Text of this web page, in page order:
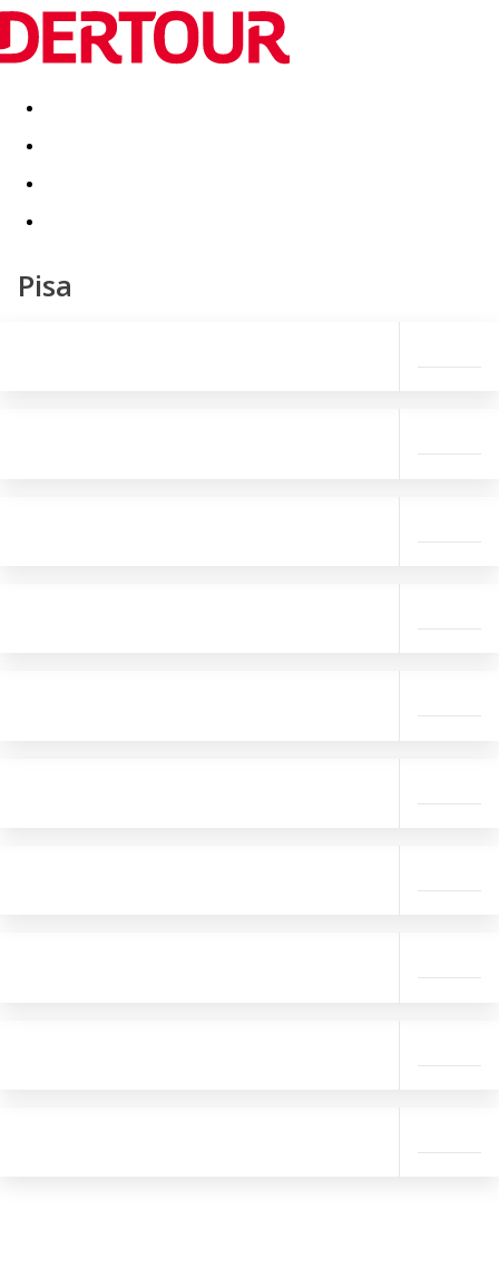
Destinatii Vacanta perfecta OFERTE DE NERATAT
Pisa